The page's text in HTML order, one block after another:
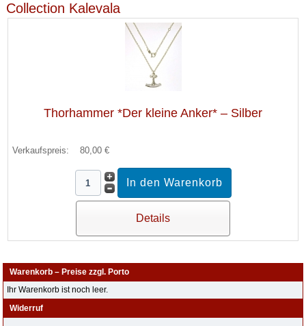
Collection Kalevala
Thorhammer *Der kleine Anker* – Silber
Verkaufspreis: 80,00 €
Details
Warenkorb – Preise zzgl. Porto
Ihr Warenkorb ist noch leer.
Widerruf